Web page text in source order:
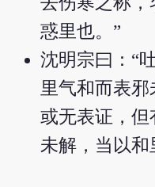
惑里也。”
沈明宗曰：“
里气和而表邪
或无表证，
未解，当以和